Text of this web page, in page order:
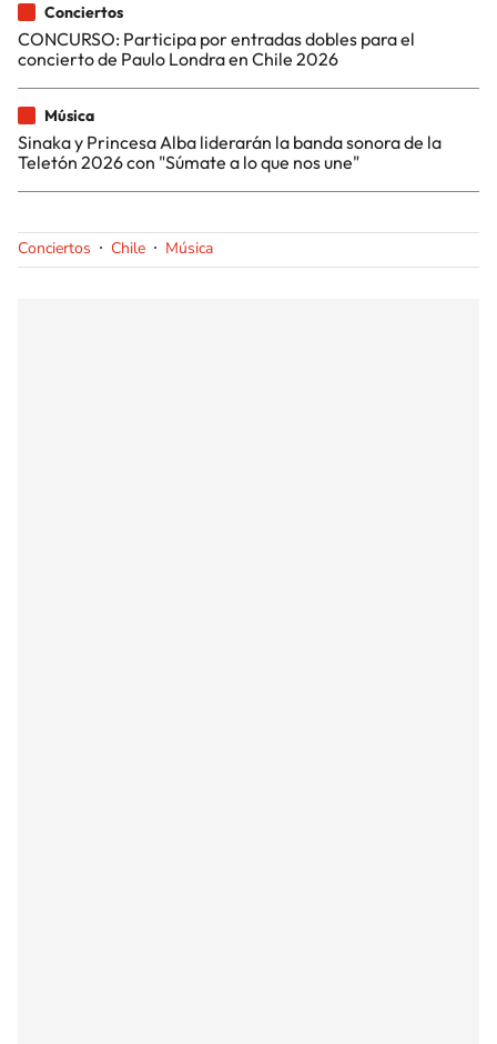
Conciertos
CONCURSO: Participa por entradas dobles para el
concierto de Paulo Londra en Chile 2026
Música
Sinaka y Princesa Alba liderarán la banda sonora de la
Teletón 2026 con "Súmate a lo que nos une"
Conciertos Chile Música